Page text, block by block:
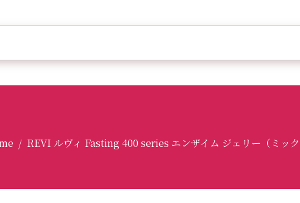
/ REVI ルヴィ Fasting 400 series エンザイム ジェリー（ミック